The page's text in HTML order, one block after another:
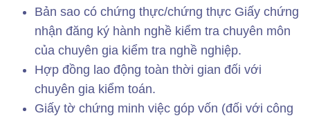
Bản sao có chứng thực/chứng thực Giấy chứng
nhận đăng ký hành nghề kiểm tra chuyên môn
của chuyên gia kiểm tra nghề nghiệp.
Hợp đồng lao động toàn thời gian đối với
chuyên gia kiểm toán.
Giấy tờ chứng minh việc góp vốn (đối với công